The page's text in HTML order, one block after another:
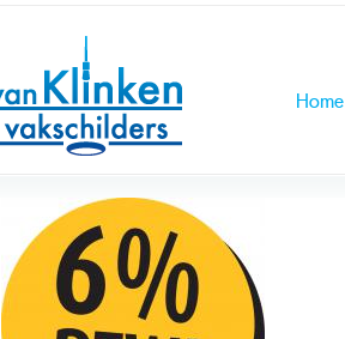
Van Klinken
Vakschilders
Home